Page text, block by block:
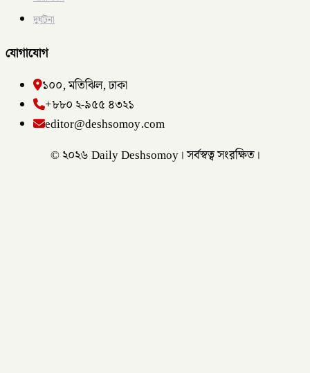
দুর্ঘটনা
যোগাযোগ
১০০, মতিঝিল, ঢাকা
+৮৮০ ২-৯৫৫ ৪৩২১
editor@deshsomoy.com
© ২০২৬ Daily Deshsomoy। সর্বস্বত্ব সংরক্ষিত।